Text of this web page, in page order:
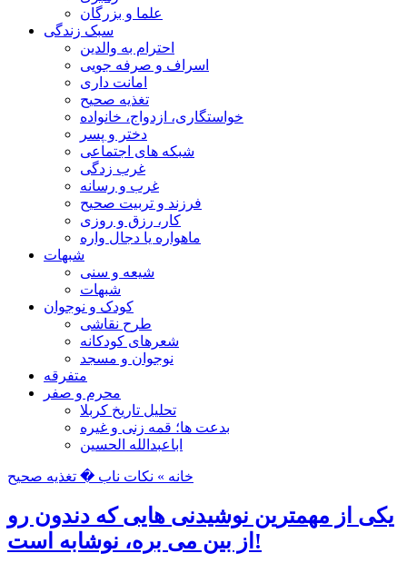
علما و بزرگان
سبک زندگی
احترام به والدین
اسراف و صرفه جویی
امانت داری
تغذیه صحیح
خواستگاری، ازدواج، خانواده
دختر و پسر
شبکه های اجتماعی
غرب زدگی
غرب و رسانه
فرزند و تربیت صحیح
کار، رزق و روزی
ماهواره یا دجال واره
شبهات
شیعه و سنی
شبهات
کودک و نوجوان
طرح نقاشی
شعرهای کودکانه
نوجوان و مسجد
متفرقه
محرم و صفر
تحلیل تاریخ کربلا
بدعت ها؛ قمه زنی و غیره
اباعبدالله الحسین
خانه » نکات ناب � تغذیه صحیح
یكی از مهمترين نوشیدنی هایی كه دندون رو
از بين می بره، نوشابه است!